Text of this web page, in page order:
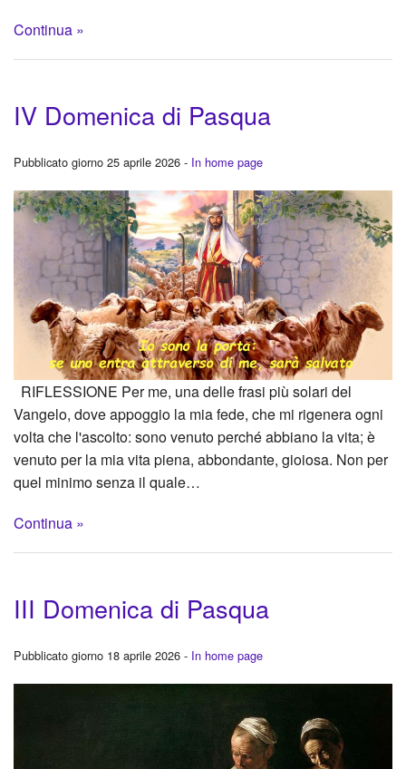
Continua »
IV Domenica di Pasqua
Pubblicato giorno 25 aprile 2026 - In home page
RIFLESSIONE Per me, una delle frasi più solari del
Vangelo, dove appoggio la mia fede, che mi rigenera ogni
volta che l'ascolto: sono venuto perché abbiano la vita; è
venuto per la mia vita piena, abbondante, gioiosa. Non per
quel minimo senza il quale…
Continua »
III Domenica di Pasqua
Pubblicato giorno 18 aprile 2026 - In home page